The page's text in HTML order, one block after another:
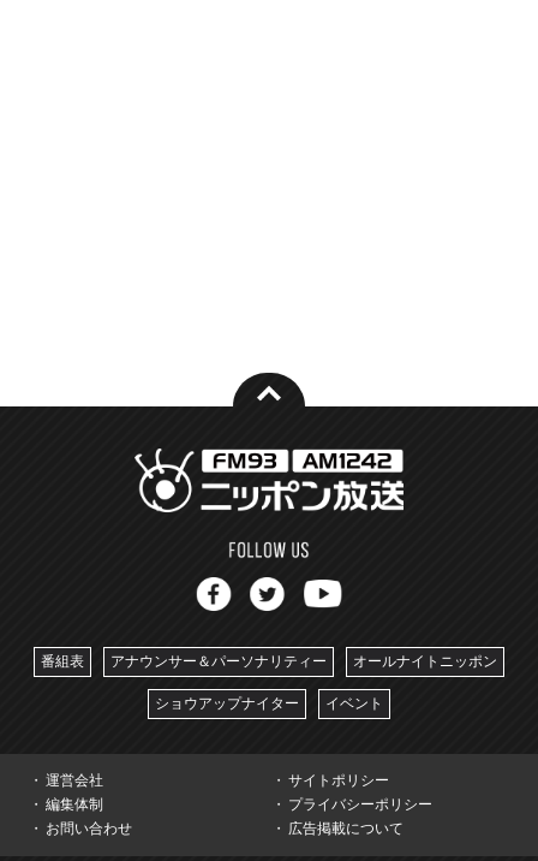
番組表 アナウンサー＆パーソナリティー オールナイトニッポン
ショウアップナイター イベント
運営会社
サイトポリシー
編集体制
プライバシーポリシー
お問い合わせ
広告掲載について